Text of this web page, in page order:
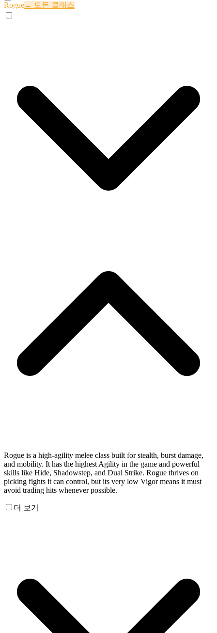
Rogue← 모든 클래스
Rogue is a high-agility melee class built for stealth, burst damage,
and mobility. It has the highest Agility in the game and powerful
skills like Hide, Shadowstep, and Dual Strike. Rogue thrives on
picking fights it can control, but its very low Vigor means it must
avoid trading hits whenever possible.
더 보기